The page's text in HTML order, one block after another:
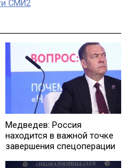
СМИ2
Медведев: Россия
находится в важной точке
завершения спецоперации